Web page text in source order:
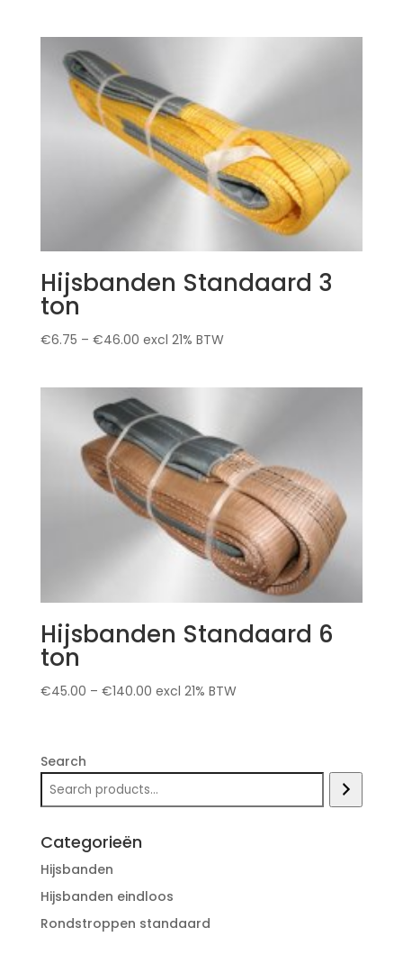
Hijsbanden Standaard 3
ton
€6.75 – €46.00 excl 21% BTW
Hijsbanden Standaard 6
ton
€45.00 – €140.00 excl 21% BTW
Search
Categorieën
Hijsbanden
Hijsbanden eindloos
Rondstroppen standaard